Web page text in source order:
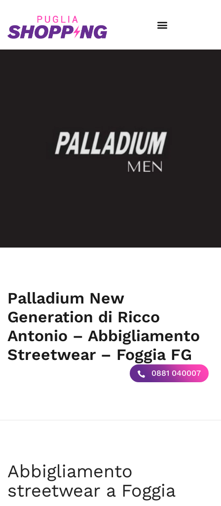
Palladium New
Generation di Ricco
Antonio – Abbigliamento
Streetwear – Foggia FG
0881 040007
Abbigliamento
streetwear a Foggia